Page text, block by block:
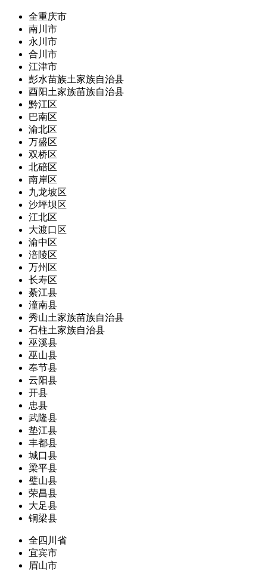
全重庆市
南川市
永川市
合川市
江津市
彭水苗族土家族自治县
酉阳土家族苗族自治县
黔江区
巴南区
渝北区
万盛区
双桥区
北碚区
南岸区
九龙坡区
沙坪坝区
江北区
大渡口区
渝中区
涪陵区
万州区
长寿区
綦江县
潼南县
秀山土家族苗族自治县
石柱土家族自治县
巫溪县
巫山县
奉节县
云阳县
开县
忠县
武隆县
垫江县
丰都县
城口县
梁平县
璧山县
荣昌县
大足县
铜梁县
全四川省
宜宾市
眉山市